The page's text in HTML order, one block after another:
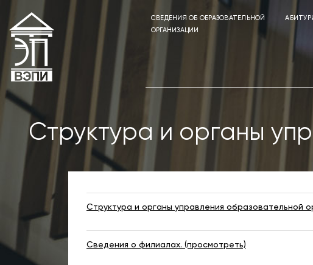
СВЕДЕНИЯ ОБ ОБРАЗОВАТЕЛЬНОЙ
ОРГАНИЗАЦИИ
Структура и органы
Структура и органы управления образовательной
Сведения о филиалах. (просмотреть)